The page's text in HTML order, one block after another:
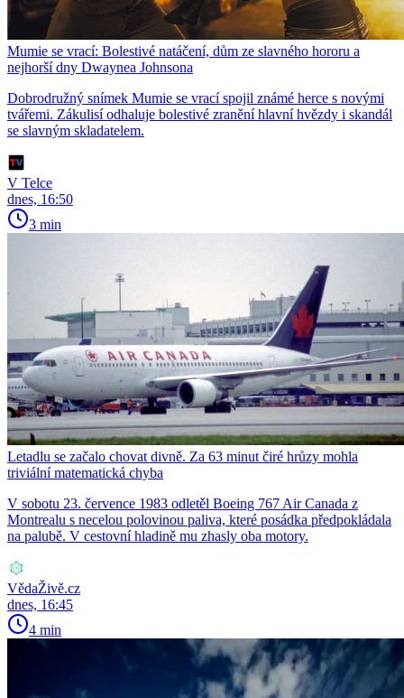
Mumie se vrací: Bolestivé natáčení, dům ze slavného hororu a
nejhorší dny Dwaynea Johnsona
Dobrodružný snímek Mumie se vrací spojil známé herce s novými
tvářemi. Zákulisí odhaluje bolestivé zranění hlavní hvězdy i skandál
se slavným skladatelem.
V Telce
dnes, 16:50
3 min
Letadlu se začalo chovat divně. Za 63 minut čiré hrůzy mohla
triviální matematická chyba
V sobotu 23. července 1983 odletěl Boeing 767 Air Canada z
Montrealu s necelou polovinou paliva, které posádka předpokládala
na palubě. V cestovní hladině mu zhasly oba motory.
VědaŽivě.cz
dnes, 16:45
4 min